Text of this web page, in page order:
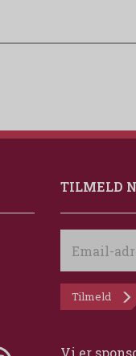
TILMELD
adresse
Tilmeld
Vi er